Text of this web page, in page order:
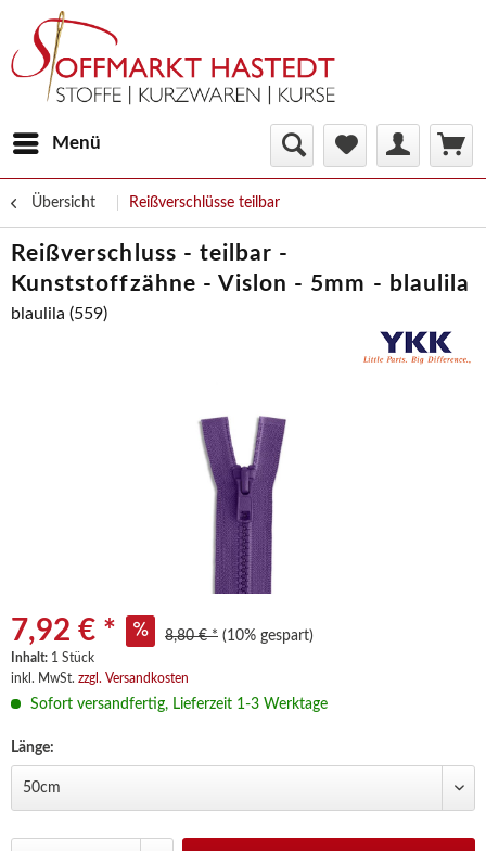
Menü
Übersicht Reißverschlüsse teilbar
Reißverschluss - teilbar -
Kunststoffzähne - Vislon - 5mm - blaulila
blaulila (559)
7,92 € * 8,80 € * (10% gespart)
Inhalt: 1 Stück
inkl. MwSt. zzgl. Versandkosten
Sofort versandfertig, Lieferzeit 1-3 Werktage
Länge: